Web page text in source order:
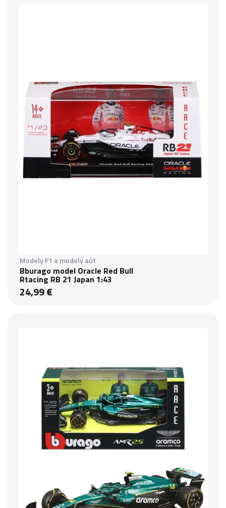
Modely F1 a modely aút
Bburago model Oracle Red Bull
Rtacing RB 21 Japan 1:43
24,99 €